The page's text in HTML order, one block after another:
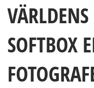
SOFTBOX